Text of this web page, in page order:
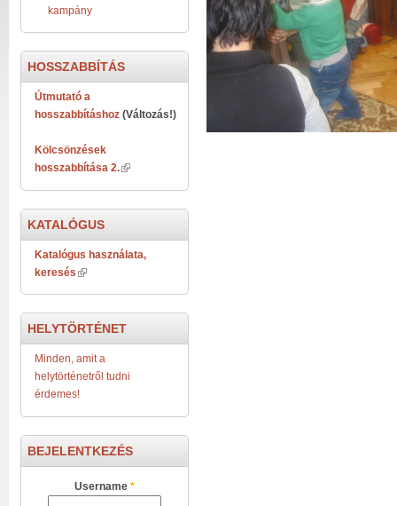
kampány
HOSSZABBÍTÁS
Útmutató a
hosszabbításhoz (Változás!)
Kölcsönzések
hosszabbítása 2.
KATALÓGUS
Katalógus használata,
keresés
HELYTÖRTÉNET
Minden, amit a
helytörténetről tudni
érdemes!
BEJELENTKEZÉS
Username *